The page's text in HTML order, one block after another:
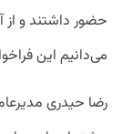
حضور داشتند و از
می‌دانیم این
رضا حیدری